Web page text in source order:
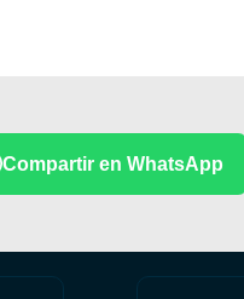
Compartir en WhatsApp